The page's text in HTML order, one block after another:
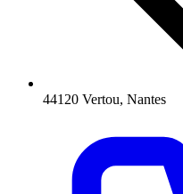
44120 Vertou, Nantes